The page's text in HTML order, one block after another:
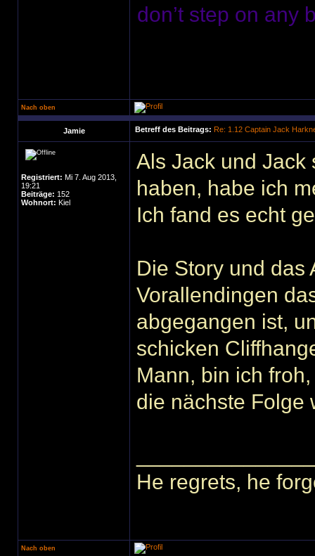
don’t step on any
Nach oben
Jamie Betreff des Beitrags: Re: 1.12 Captain Jack
Registriert: Mi 7. Aug 2013,
19:21
Beiträge: 152
Wohnort: Kiel
Als Jack und Jack
haben, habe ich
Ich fand es echt
Die Story und das
Vorallendingen
abgegangen ist,
schicken
Mann, bin ich
die nächste Folge
He regrets, he
Nach oben